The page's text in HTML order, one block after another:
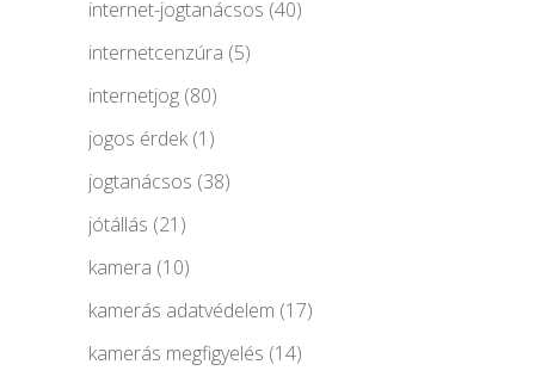
internet-jogtanácsos (40)
internetcenzúra (5)
internetjog (80)
jogos érdek(1)
jogtanácsos (38)
jótállás (21)
kamera (10)
kamerás adatvédelem (17)
kamerás megfigyelés (14)